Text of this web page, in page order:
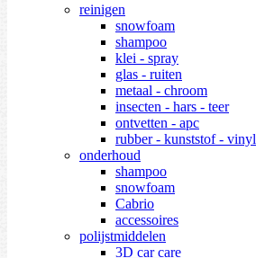
reinigen
snowfoam
shampoo
klei - spray
glas - ruiten
metaal - chroom
insecten - hars - teer
ontvetten - apc
rubber - kunststof - vinyl
onderhoud
shampoo
snowfoam
Cabrio
accessoires
polijstmiddelen
3D car care